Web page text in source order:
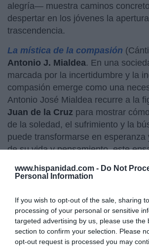
www.hispanidad.com - Do Not
Personal Information
If you wish to opt-out of the sale, sharing
processing of your personal or sensitive
targeted advertising by us, please use the
section to confirm your selection. Please
opt-out request is processed you may
alegría— muestra caminos
despertar en los jóvenes la
trascendencia.
La mística de la compasión
Antonio J. Mialdea. En una
marcada por la incertidumbre y la
compasión emerge como una
Antonio José Mialdea recurre a la
Juan de la Cruz para mostrar
de la soledad, el sufrimiento y la
puede transformarse en esperanza
de su vida y pensamiento, este
espiritualidad comprometida,
dolor en encuentro, la escritura en
humana y una profunda
Retiros de Emaús(Almuzara), de
Brunet y Rafael Olmedo. En una
por la soledad, la incertidumbre y la